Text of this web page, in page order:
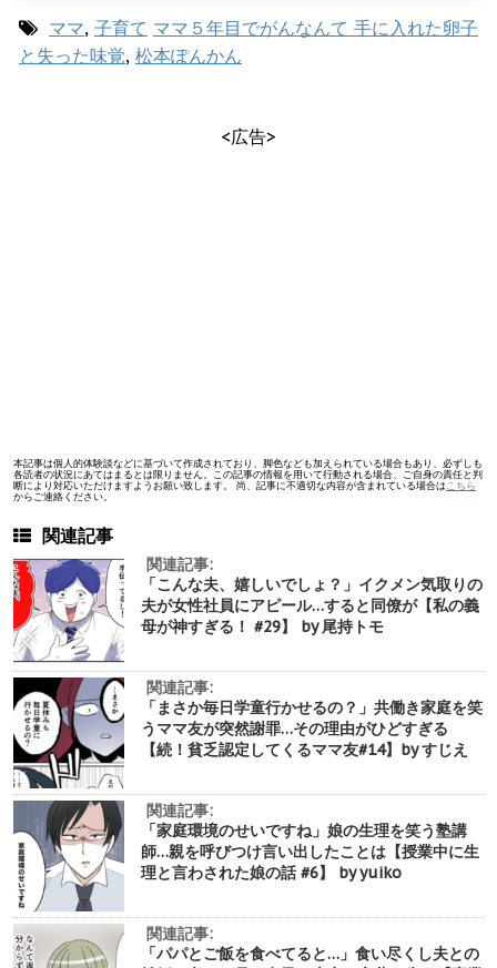
ママ, 子育て ママ５年目でがんなんて 手に入れた卵子
と失った味覚, 松本ぽんかん
<広告>
本記事は個人的体験談などに基づいて作成されており、脚色なども加えられている場合もあり、必ずしも
各読者の状況にあてはまるとは限りません。この記事の情報を用いて行動される場合、ご自身の責任と判
断により対応いただけますようお願い致します。 尚、記事に不適切な内容が含まれている場合はこちら
からご連絡ください。
関連記事
関連記事:
「こんな夫、嬉しいでしょ？」イクメン気取りの
夫が女性社員にアピール…すると同僚が【私の義
母が神すぎる！ #29】 by 尾持トモ
関連記事:
「まさか毎日学童行かせるの？」共働き家庭を笑
うママ友が突然謝罪…その理由がひどすぎる
【続！貧乏認定してくるママ友#14】by すじえ
関連記事:
「家庭環境のせいですね」娘の生理を笑う塾講
師…親を呼びつけ言い出したことは【授業中に生
理と言わされた娘の話 #6】 by yuiko
関連記事:
「パパとご飯を食べてると…」食い尽くし夫との